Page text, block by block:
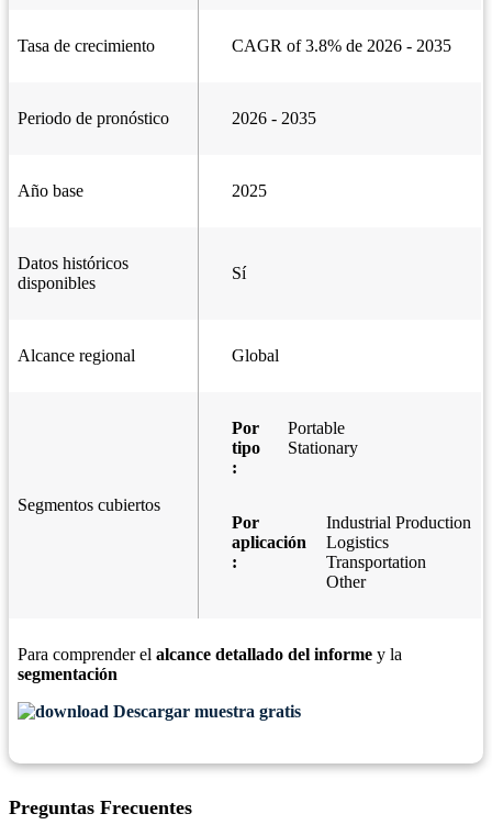
Tasa de crecimiento CAGR of 3.8% de 2026 - 2035
Periodo de pronóstico 2026 - 2035
Año base 2025
Datos históricos
disponibles
Sí
Alcance regional Global
Segmentos cubiertos
Por
tipo
:
Portable
Stationary
Por
aplicación
:
Industrial Production
Logistics
Transportation
Other
Para comprender el alcance detallado del informe y la
segmentación
Descargar muestra gratis
Preguntas Frecuentes